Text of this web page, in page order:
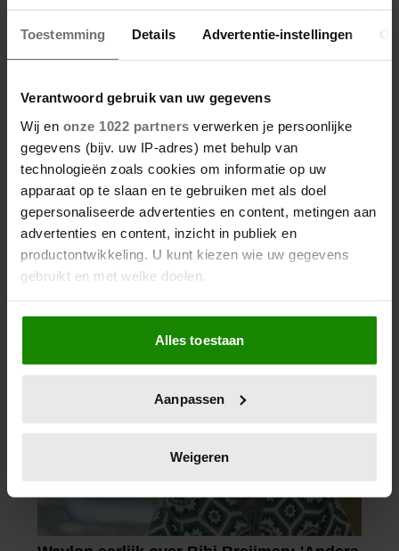
Toestemming Details Advertentie-instellingen
Verantwoord gebruik van uw gegevens
Wij en onze 1022 partners verwerken je persoonlijke
gegevens (bijv. uw IP-adres) met behulp van
technologieën zoals cookies om informatie op uw
apparaat op te slaan en te gebruiken met als doel
gepersonaliseerde advertenties en content, metingen aan
advertenties en content, inzicht in publiek en
productontwikkeling. U kunt kiezen wie uw gegevens
gebruikt en met welke doelen.
Als u het toestaat, willen we ook graag:
Informatie verzamelen over uw geografische
locatie, die tot een paar meter nauwkeurig kan zijn
scannen op specifieke eigenschappen (fingerprinting)
verwerkt en stel uw voorkeuren in het
intrekken in de Cookieverklaring.
We gebruiken cookies om content en advertenties te
Alles toestaan
Aanpassen
Weigeren